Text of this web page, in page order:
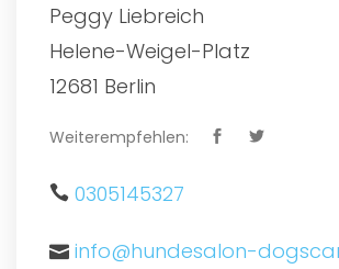
Peggy Liebreich
Helene-Weigel-Platz
12681 Berlin
Weiterempfehlen:
0305145327
info@hundesalon-